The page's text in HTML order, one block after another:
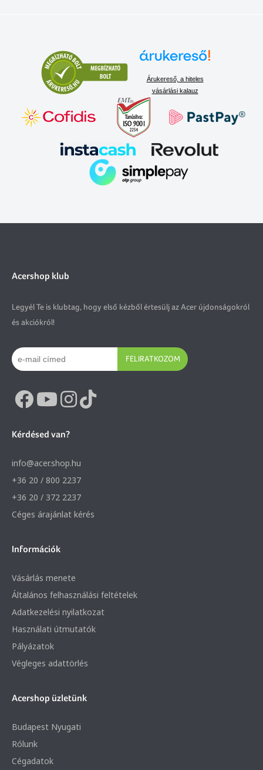
Árukereső, a hiteles
vásárlási kalauz
Acershop klub
Legyél Te is klubtag, hogy első kézből értesülj az Acer újdonságokról
és akciókról!
FELIRATKOZOM
Kérdésed van?
info@acer.shop.hu
+36 20 / 800 2237
+36 20 / 372 2237
Céges árajánlat kérés
Információk
Vásárlás menete
Általános felhasználási feltételek
Adatkezelési nyilatkozat
Használati útmutatók
Pályázatok
Végleges adattörlés
Acershop üzletünk
Budapest Nyugati
Rólunk
Cégadatok